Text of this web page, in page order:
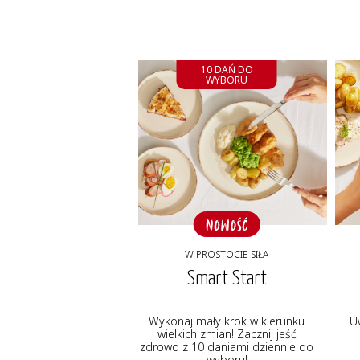
10 DAŃ DO
WYBORU
W PROSTOCIE SIŁA
Smart Start
Wykonaj mały krok w kierunku
wielkich zmian! Zacznij jeść
zdrowo z 10 daniami dziennie do